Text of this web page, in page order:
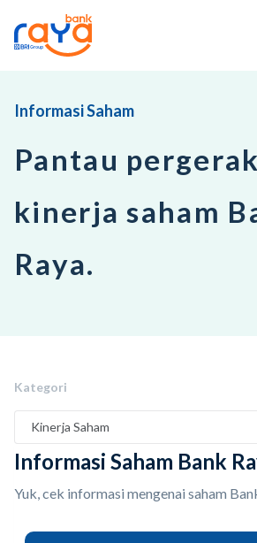
Informasi Saham
Pantau
kinerja saham
Raya.
Kategori
Kinerja Saham
Informasi Saham Bank
Yuk, cek informasi mengenai saham